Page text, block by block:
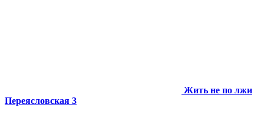
Жить не по лжи
Переясловская 3